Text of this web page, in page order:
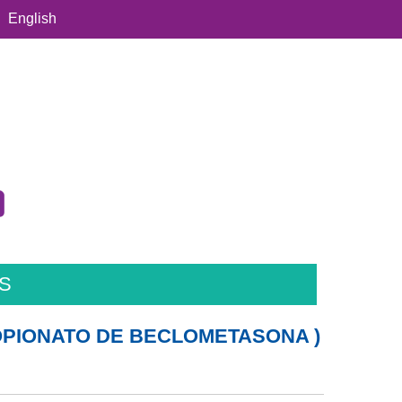
English
DE BECLOMETASONA )